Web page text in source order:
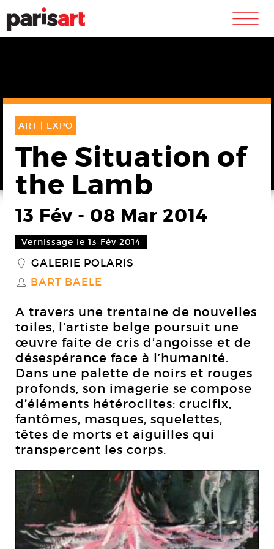
m
ART | EXPO
The Situation of
the Lamb
13 Fév - 08 Mar 2014
Vernissage le 13 Fév 2014
_ GALERIE POLARIS
S BART BAELE
A travers une trentaine de nouvelles
toiles, l’artiste belge poursuit une
œuvre faite de cris d’angoisse et de
désespérance face à l’humanité.
Dans une palette de noirs et rouges
profonds, son imagerie se compose
d’éléments hétéroclites: crucifix,
fantômes, masques, squelettes,
têtes de morts et aiguilles qui
transpercent les corps.